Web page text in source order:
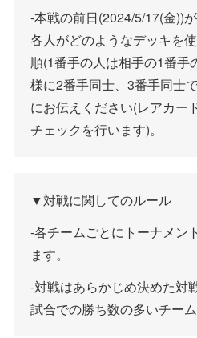
-本戦の前日(2024/5/17(金))
各人がどのようなデッキを
順(1番手の人は相手の1番手
様に2番手同士、3番手同士
にお伝えください(レアカー
チェックを行います)。
▼対戦に関してのルール
-各チームごとにトーナメン
ます。
-対戦はあらかじめ決めた対
試合での勝ち数の多いチーム